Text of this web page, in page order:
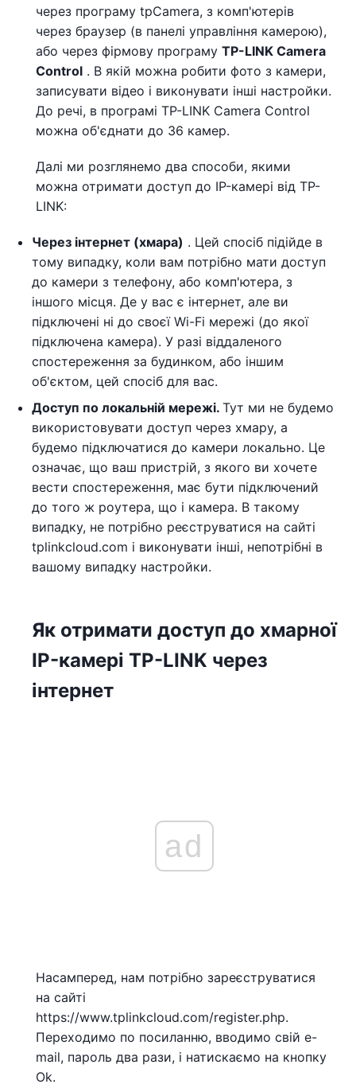
через програму tpCamera, з комп'ютерів
через браузер (в панелі управління камерою),
або через фірмову програму TP-LINK Camera
Control . В якій можна робити фото з камери,
записувати відео і виконувати інші настройки.
До речі, в програмі TP-LINK Camera Control
можна об'єднати до 36 камер.
Далі ми розглянемо два способи, якими
можна отримати доступ до IP-камері від TP-
LINK:
Через інтернет (хмара) . Цей спосіб підійде в
тому випадку, коли вам потрібно мати доступ
до камери з телефону, або комп'ютера, з
іншого місця. Де у вас є інтернет, але ви
підключені ні до своєї Wi-Fi мережі (до якої
підключена камера). У разі віддаленого
спостереження за будинком, або іншим
об'єктом, цей спосіб для вас.
Доступ по локальній мережі. Тут ми не будемо
використовувати доступ через хмару, а
будемо підключатися до камери локально. Це
означає, що ваш пристрій, з якого ви хочете
вести спостереження, має бути підключений
до того ж роутера, що і камера. В такому
випадку, не потрібно реєструватися на сайті
tplinkcloud.com і виконувати інші, непотрібні в
вашому випадку настройки.
Як отримати доступ до хмарної
IP-камері TP-LINK через
інтернет
ad
Насамперед, нам потрібно зареєструватися
на сайті
https://www.tplinkcloud.com/register.php.
Переходимо по посиланню, вводимо свій e-
mail, пароль два рази, і натискаємо на кнопку
Ok.